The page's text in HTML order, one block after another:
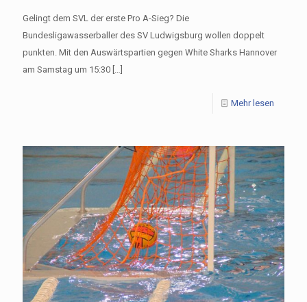
Gelingt dem SVL der erste Pro A-Sieg? Die
Bundesligawasserballer des SV Ludwigsburg wollen doppelt
punkten. Mit den Auswärtspartien gegen White Sharks Hannover
am Samstag um 15:30 […]
Mehr lesen